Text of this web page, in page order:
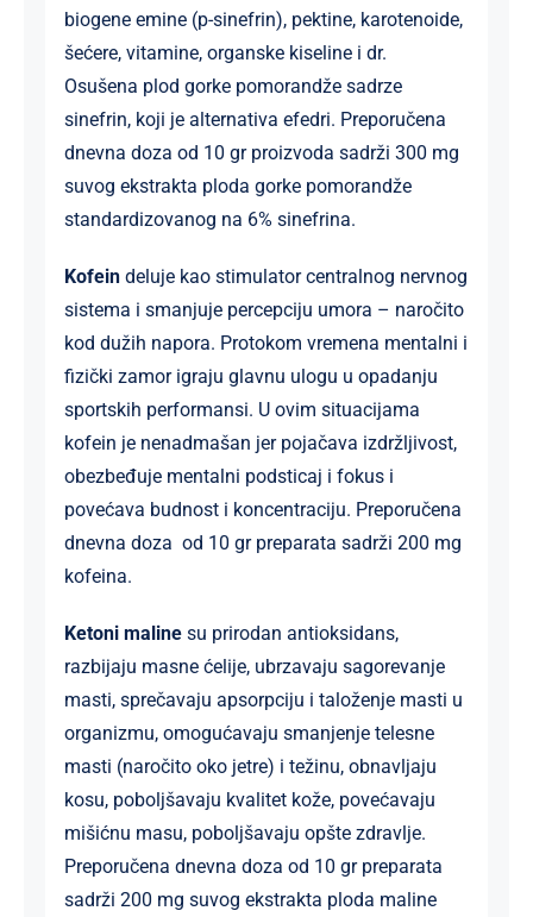
biogene emine (p-sinefrin), pektine, karotenoide,
šećere, vitamine, organske kiseline i dr.
Osušena plod gorke pomorandže sadrze
sinefrin, koji je alternativa efedri. Preporučena
dnevna doza od 10 gr proizvoda sadrži 300 mg
suvog ekstrakta ploda gorke pomorandže
standardizovanog na 6% sinefrina.
Kofein deluje kao stimulator centralnog nervnog
sistema i smanjuje percepciju umora – naročito
kod dužih napora. Protokom vremena mentalni i
fizički zamor igraju glavnu ulogu u opadanju
sportskih performansi. U ovim situacijama
kofein je nenadmašan jer pojačava izdržljivost,
obezbeđuje mentalni podsticaj i fokus i
povećava budnost i koncentraciju. Preporučena
dnevna doza od 10 gr preparata sadrži 200 mg
kofeina.
Ketoni malinesu prirodan antioksidans,
razbijaju masne ćelije, ubrzavaju sagorevanje
masti, sprečavaju apsorpciju i taloženje masti u
organizmu, omogućavaju smanjenje telesne
masti (naročito oko jetre) i težinu, obnavljaju
kosu, poboljšavaju kvalitet kože, povećavaju
mišićnu masu, poboljšavaju opšte zdravlje.
Preporučena dnevna doza od 10 gr preparata
sadrži 200 mg suvog ekstrakta ploda maline